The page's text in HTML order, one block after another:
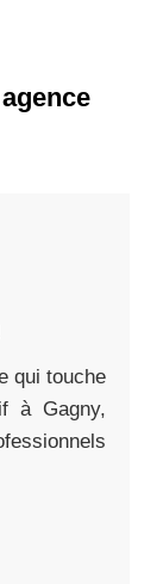
qui touche
à Gagny,